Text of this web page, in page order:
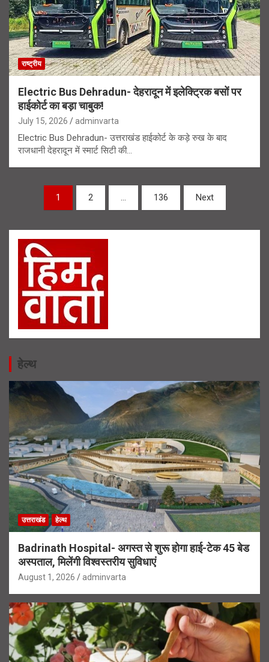
राष्ट्रीय
Electric Bus Dehradun- देहरादून में इलेक्ट्रिक बसों पर
हाईकोर्ट का बड़ा चाबुक!
July 15, 2026 adminvarta
Electric Bus Dehradun- उत्तराखंड हाईकोर्ट के कड़े रुख के बाद
राजधानी देहरादून में स्मार्ट सिटी की…
navigation
1 2 … 136 Next
हेल्थ
उत्तराखंड हेल्थ
Badrinath Hospital- अगस्त से शुरू होगा हाई-टेक 45 बेड
अस्पताल, मिलेंगी विश्वस्तरीय सुविधाएं
August 1, 2026 adminvarta